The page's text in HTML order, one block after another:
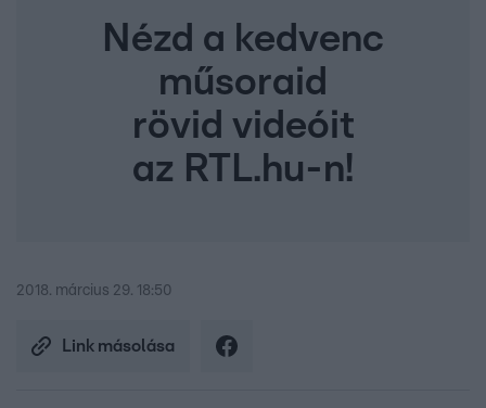
Nézd a kedvenc
műsoraid
rövid videóit
az RTL.hu-n!
2018. március 29. 18:50
Link másolása